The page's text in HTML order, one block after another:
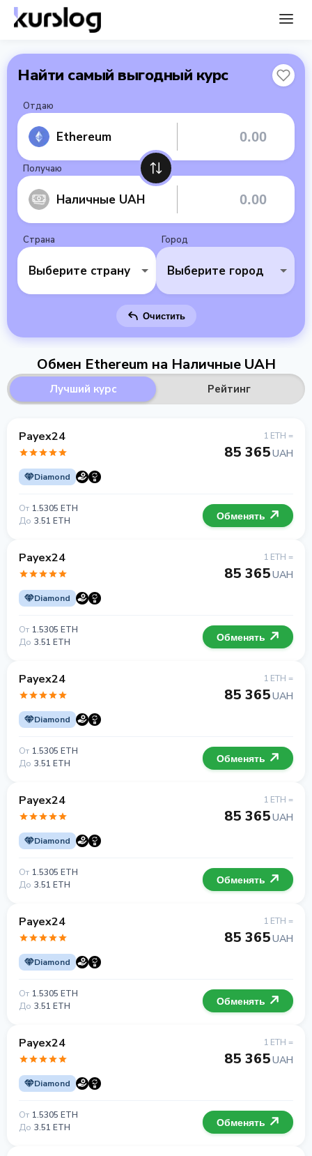
Найти самый выгодный курс
Отдаю
Ethereum
Получаю
Наличные UAH
Страна
Выберите страну
Город
Выберите город
Очистить
Обмен Ethereum на Наличные UAH
Лучший курс Рейтинг
Payex24
Diamond
1 ETH =
85 365UAH
От 1.5305 ETH
До 3.51 ETH Обменять
Payex24
Diamond
1 ETH =
85 365UAH
От 1.5305 ETH
До 3.51 ETH Обменять
Payex24
Diamond
1 ETH =
85 365UAH
От 1.5305 ETH
До 3.51 ETH Обменять
Payex24
Diamond
1 ETH =
85 365UAH
От 1.5305 ETH
До 3.51 ETH Обменять
Payex24
Diamond
1 ETH =
85 365UAH
От 1.5305 ETH
До 3.51 ETH Обменять
Payex24
Diamond
1 ETH =
85 365UAH
От 1.5305 ETH
До 3.51 ETH Обменять